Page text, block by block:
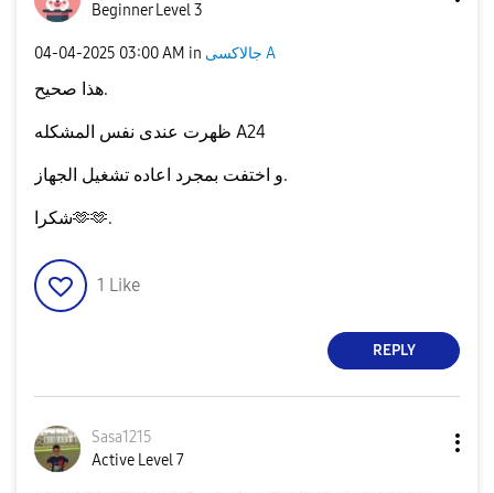
Beginner Level 3
‎04-04-2025 03:00 AM in جالاكسى A
هذا صحيح.
ظهرت عندى نفس المشكله A24
و اختفت بمجرد اعاده تشغيل الجهاز.
شكرا🫶🫶.
1 Like
REPLY
Sasa1215
Active Level 7